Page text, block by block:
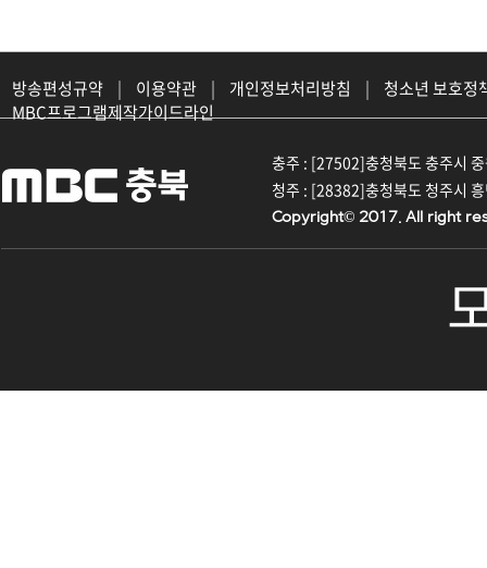
방송편성규약 | 이용약관 | 개인정보처리방침 |
청소년 보호정
MBC프로그램제작가이드라인
충주 : [27502]충청북도 충주시
청주 : [28382]충청북도 청주시
Copyright© 2017. All right